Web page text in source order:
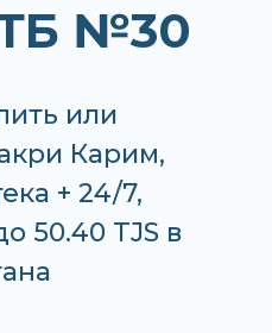
№30
или
Карим,
+ 24/7,
50.40 TJS в